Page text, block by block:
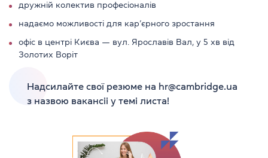
дружній колектив професіоналів
надаємо можливості для кар’єрного зростання
офіс в центрі Києва — вул. Ярославів Вал, у 5 хв від
Золотих Воріт
Надсилайте свої резюме на hr@cambridge.ua
з назвою вакансіі у темі листа!